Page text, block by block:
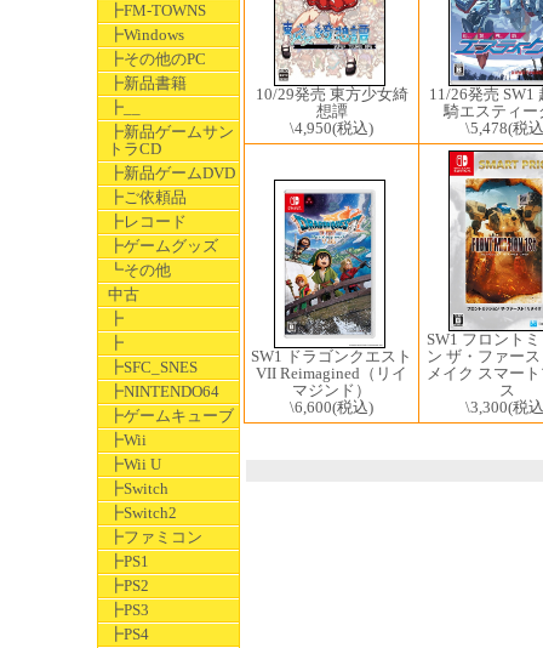
┣FM-TOWNS
┣Windows
┣その他のPC
┣新品書籍
┣__
┣新品ゲームサン
トラCD
┣新品ゲームDVD
┣ご依頼品
┣レコード
┣ゲームグッズ
┗その他
中古
┣
┣
┣SFC_SNES
┣NINTENDO64
┣ゲームキューブ
┣Wii
┣Wii U
┣Switch
┣Switch2
┣ファミコン
┣PS1
┣PS2
┣PS3
┣PS4
10/29発売 東方少女綺
想譚
\4,950(税込)
11/26発売 SW1
騎エスティ
\5,478(税
SW1 ドラゴンクエスト
VII Reimagined（リイ
マジンド）
\6,600(税込)
SW1 フロント
ン ザ・ファー
メイク スマー
ス
\3,300(税